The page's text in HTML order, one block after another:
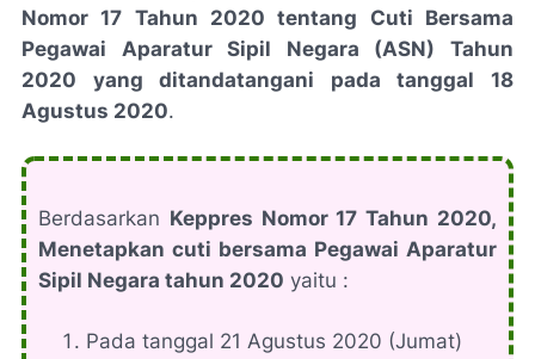
Nomor 17 Tahun 2020 tentang Cuti Bersama
Pegawai Aparatur Sipil Negara (ASN) Tahun
2020 yang ditandatangani pada tanggal 18
Agustus 2020.
Berdasarkan Keppres Nomor 17 Tahun 2020,
Menetapkan cuti bersama Pegawai Aparatur
Sipil Negara tahun 2020 yaitu :
Pada tanggal 21 Agustus 2020 (Jumat)